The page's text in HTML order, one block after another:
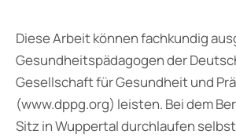
Diese Arbeit können fachkundig
Gesundheitspädagogen der
Gesellschaft für Gesundheit und
(www.dppg.org) leisten. Bei dem
Sitz in Wuppertal durchlaufen